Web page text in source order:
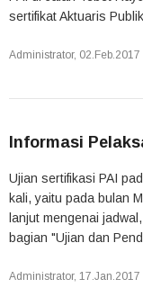
sertifikat Aktuaris
Administrator, 02.Feb.2017
Informasi
Ujian sertifikasi PAI
kali, yaitu pada bulan
lanjut mengenai
bagian "Ujian dan
Administrator, 17.Jan.2017